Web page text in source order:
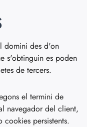
domini des d'on
s'obtinguin es poden
de tercers.
el termini de
navegador del client,
cookies persistents.